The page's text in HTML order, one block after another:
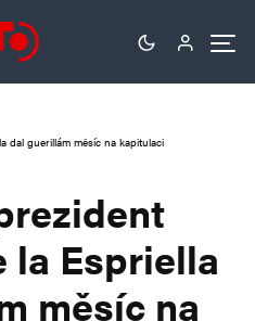
dal guerillám měsíc na kapitulaci
la Espriella
měsíc na